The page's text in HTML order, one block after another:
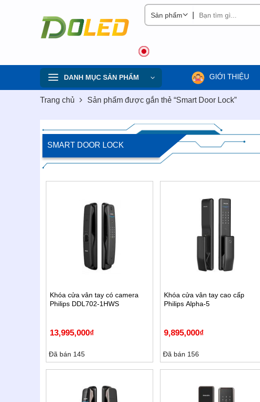
DANH MỤC SẢN PHẨM GIỚI THIỆU
Trang chủ Sản phẩm được gắn thẻ “Smart Door Lock”
SMART DOOR LOCK
Khóa cửa vân tay có camera
Philips DDL702-1HWS
13,995,000₫
Đã bán 145
Khóa cửa vân tay cao cấp
Philips Alpha-5
9,895,000₫
Đã bán 156